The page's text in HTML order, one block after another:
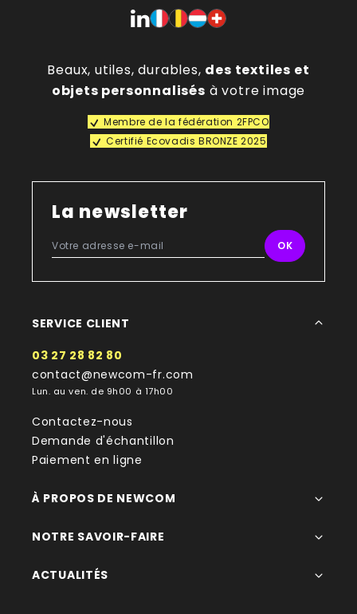
Beaux, utiles, durables, des textiles et
objets personnalisés à votre image
Membre de la fédération 2FPCO
Certifié Ecovadis BRONZE 2025
La newsletter
SERVICE CLIENT
03 27 28 82 80
contact@newcom-fr.com
Lun. au ven. de 9h00 à 17h00
Contactez-nous
Demande d'échantillon
Paiement en ligne
À PROPOS DE NEWCOM
NOTRE SAVOIR-FAIRE
ACTUALITÉS